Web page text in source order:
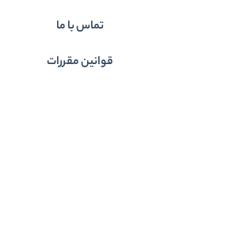
تماس با ما
قوانین مقررات